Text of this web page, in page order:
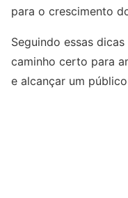
para o crescimento
Seguindo essas
caminho certo para
e alcançar um